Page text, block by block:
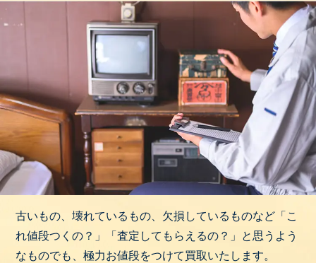
古いもの、壊れているもの、欠損しているものなど「こ
れ値段つくの？」「査定してもらえるの？」と思うよう
なものでも、極力お値段をつけて買取いたします。